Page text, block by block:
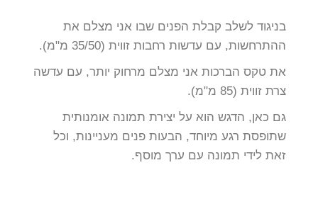
בניגוד לשלב קבלת הפנים שבו אני מצלם את
ההתרחשות, עם עדשות רחבות זווית (35/50 מ"מ).
את טקס הברכות אני מצלם מרחוק יותר, עם עדשה
צרת זווית (85 מ"מ).
גם כאן, הדגש הוא על יצירת תמונה אומנותית
שתופסת רגע מיוחד, הבעות פנים מעניינות, וכל
זאת לידי תמונה עם ערך מוסף.